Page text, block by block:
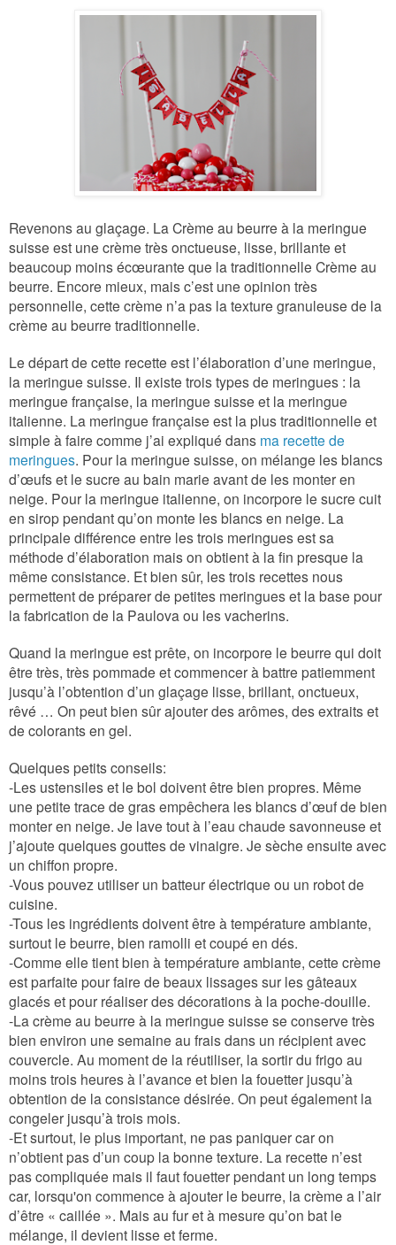
Revenons au glaçage. La Crème au beurre à la meringue
suisse est une crème très onctueuse, lisse, brillante et
beaucoup moins écœurante que la traditionnelle Crème au
beurre. Encore mieux, mais c’est une opinion très
personnelle, cette crème n’a pas la texture granuleuse de la
crème au beurre traditionnelle.
Le départ de cette recette est l’élaboration d’une meringue,
la meringue suisse. Il existe trois types de meringues : la
meringue française, la meringue suisse et la meringue
italienne. La meringue française est la plus traditionnelle et
simple à faire comme j’ai expliqué dans ma recette de
meringues. Pour la meringue suisse, on mélange les blancs
d’œufs et le sucre au bain marie avant de les monter en
neige. Pour la meringue italienne, on incorpore le sucre cuit
en sirop pendant qu’on monte les blancs en neige. La
principale différence entre les trois meringues est sa
méthode d’élaboration mais on obtient à la fin presque la
même consistance. Et bien sûr, les trois recettes nous
permettent de préparer de petites meringues et la base pour
la fabrication de la Paulova ou les vacherins.
Quand la meringue est prête, on incorpore le beurre qui doit
être très, très pommade et commencer à battre patiemment
jusqu’à l’obtention d’un glaçage lisse, brillant, onctueux,
rêvé … On peut bien sûr ajouter des arômes, des extraits et
de colorants en gel.
Quelques petits conseils:
-Les ustensiles et le bol doivent être bien propres. Même
une petite trace de gras empêchera les blancs d’œuf de bien
monter en neige. Je lave tout à l’eau chaude savonneuse et
j’ajoute quelques gouttes de vinaigre. Je sèche ensuite avec
un chiffon propre.
-Vous pouvez utiliser un batteur électrique ou un robot de
cuisine.
-Tous les ingrédients doivent être à température ambiante,
surtout le beurre, bien ramolli et coupé en dés.
-Comme elle tient bien à température ambiante, cette crème
est parfaite pour faire de beaux lissages sur les gâteaux
glacés et pour réaliser des décorations à la poche-douille.
-La crème au beurre à la meringue suisse se conserve très
bien environ une semaine au frais dans un récipient avec
couvercle. Au moment de la réutiliser, la sortir du frigo au
moins trois heures à l’avance et bien la fouetter jusqu’à
obtention de la consistance désirée. On peut également la
congeler jusqu’à trois mois.
-Et surtout, le plus important, ne pas paniquer car on
n’obtient pas d’un coup la bonne texture. La recette n’est
pas compliquée mais il faut fouetter pendant un long temps
car, lorsqu'on commence à ajouter le beurre, la crème a l’air
d’être « caillée ». Mais au fur et à mesure qu’on bat le
mélange, il devient lisse et ferme.